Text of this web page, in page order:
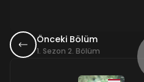
Önceki Bölüm
1. Sezon 2. Bölüm